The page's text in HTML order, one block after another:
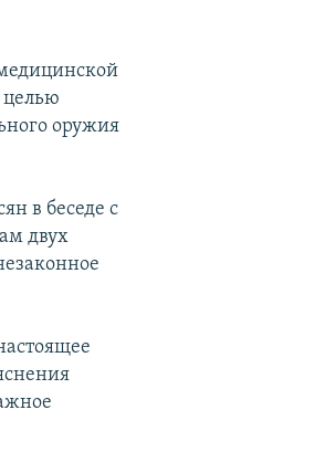
целью
оружия
в беседе с
двух